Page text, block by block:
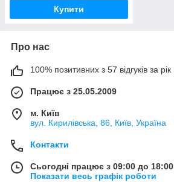
Купити
Про нас
100% позитивних з 57 відгуків за рік
Працює з 25.05.2009
м. Київ
вул. Кирилівська, 86, Київ, Україна
Контакти
Сьогодні працює з 09:00 до 18:00
Показати весь графік роботи